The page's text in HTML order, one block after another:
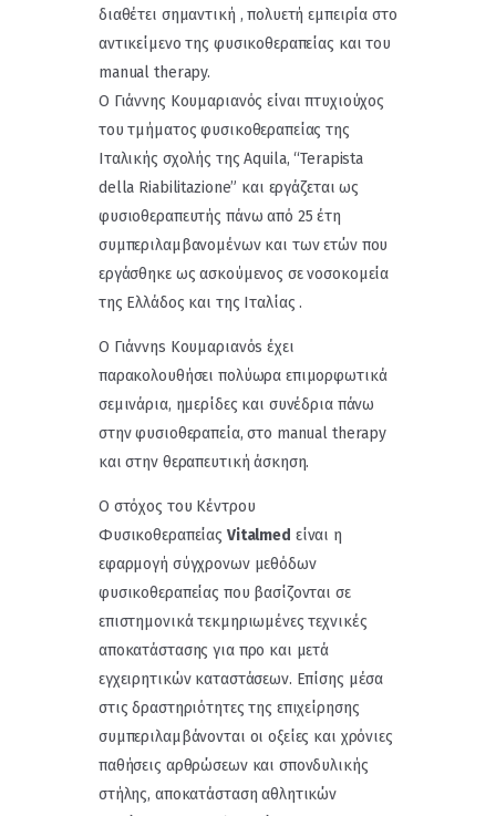
διαθέτει σημαντική , πολυετή εμπειρία στο
αντικείμενο της φυσικοθεραπείας και του
manual therapy.
Ο Γιάννης Κουμαριανός είναι πτυχιούχος
του τμήματος φυσικοθεραπείας της
Ιταλικής σχολής της Aquila, “Terapista
della Riabilitazione” και εργάζεται ως
φυσιοθεραπευτής πάνω από 25 έτη
συμπεριλαμβανομένων και των ετών που
εργάσθηκε ως ασκούμενος σε νοσοκομεία
της Ελλάδος και της Ιταλίας .
O Γιάννηs Κουμαριανόs έχει
παρακολουθήσει πολύωρα επιμορφωτικά
σεμινάρια, ημερίδες και συνέδρια πάνω
στην φυσιοθεραπεία, στο manual therapy
και στην θεραπευτική άσκηση.
Ο στόχος του Κέντρου
Φυσικοθεραπείας Vitalmed είναι η
εφαρμογή σύγχρονων μεθόδων
φυσικοθεραπείας που βασίζονται σε
επιστημονικά τεκμηριωμένες τεχνικές
αποκατάστασης για προ και μετά
εγχειρητικών καταστάσεων. Επίσης μέσα
στις δραστηριότητες της επιχείρησης
συμπεριλαμβάνονται οι οξείες και χρόνιες
παθήσεις αρθρώσεων και σπονδυλικής
στήλης, αποκατάσταση αθλητικών